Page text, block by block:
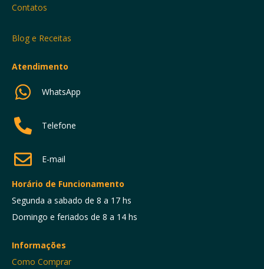
Contatos
Blog e Receitas
Atendimento
WhatsApp
Telefone
E-mail
Horário de Funcionamento
Segunda a sabado de 8 a 17 hs
Domingo e feriados de 8 a 14 hs
Informações
Como Comprar